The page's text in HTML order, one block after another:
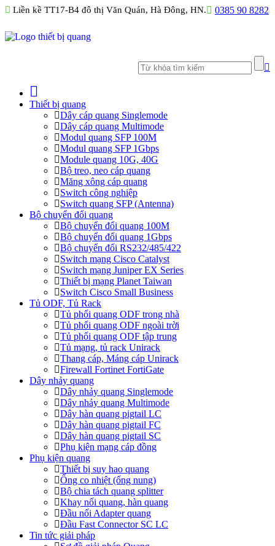
Liền kề TT17-B4 đô thị Văn Quán, Hà Đông, HN. 0385 90 8282
Thiết bị quang
Dây cáp quang Singlemode
Dây cáp quang Multimode
Modul quang SFP 100M
Modul quang SFP 1Gbps
Module quang 10G, 40G
Bộ treo, neo cáp quang
Măng xông cáp quang
Switch công nghiệp
Switch quang SFP (Antenna)
Bộ chuyển đổi quang
Bộ chuyển đổi quang 100M
Bộ chuyển đổi quang 1Gbps
Bộ chuyển đối RS232/485/422
Switch mạng Cisco Catalyst
Switch mạng Juniper EX Series
Thiết bị mạng Planet Taiwan
Switch Cisco Small Business
Tủ ODF, Tủ Rack
Tủ phối quang ODF trong nhà
Tủ phối quang ODF ngoài trời
Tủ phối quang ODF tập trung
Tủ mạng, tủ rack Unirack
Thang cáp, Máng cáp Unirack
Firewall Fortinet FortiGate
Dây nhảy quang
Dây nhảy quang Singlemode
Dây nhảy quang Multimode
Dây hàn quang pigtail LC
Dây hàn quang pigtail FC
Dây hàn quang pigtail SC
Phụ kiện mạng cáp đồng
Phụ kiện quang
Thiết bị suy hao quang
Ống co nhiệt (ống nung)
Bộ chia tách quang splitter
Khay nối quang, hàn quang
Đầu nối Adapter quang
Đầu Fast Connector SC LC
Tin tức giải pháp